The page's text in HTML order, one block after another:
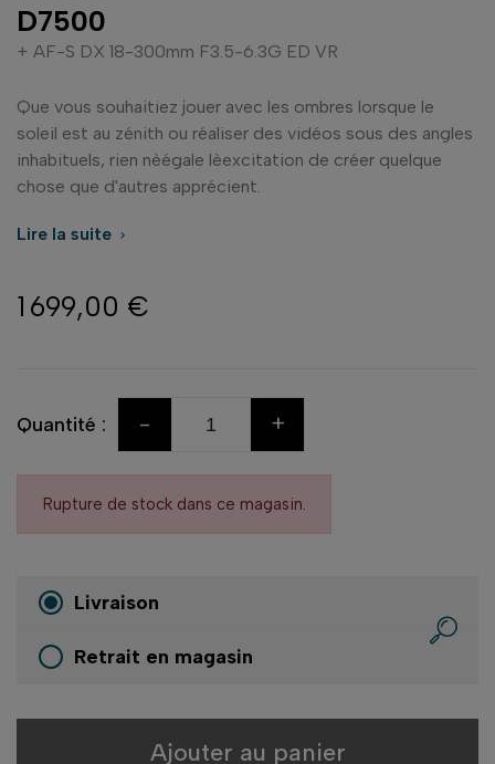
D7500
+ AF-S DX 18-300mm F3.5-6.3G ED VR
Que vous souhaitiez jouer avec les ombres lorsque le
soleil est au zénith ou réaliser des vidéos sous des angles
inhabituels, rien nèégale lèexcitation de créer quelque
chose que d'autres apprécient.
Lire la suite 
1 699,00 €
Quantité : - +
Rupture de stock dans ce magasin.
Livraison
Retrait en magasin
Ajouter au panier